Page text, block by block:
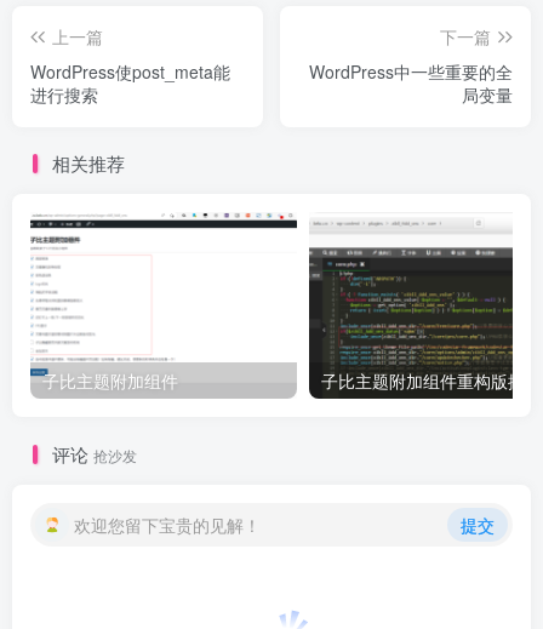
上一篇
WordPress使post_meta能
进行搜索
下一篇
WordPress中一些重要的全
局变量
相关推荐
子比主题附加组件 子比主题附加组件重构版插件
评论 抢沙发
欢迎您留下宝贵的见解！ 提交